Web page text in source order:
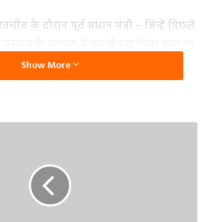
के दौरान पूर्व प्रधान मंत्री – जिन्हें पिछले
सरकारों को “तटस्थ” भूमिका निभानी
से, उन्होंने अपनी जिम्मेदारी नहीं निभा रहे है।
Show More